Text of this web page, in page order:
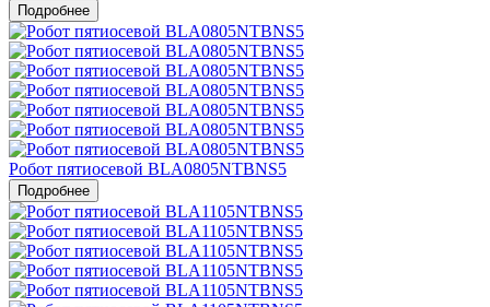
Подробнее
Робот пятиосевой BLA0805NTBNS5
Подробнее